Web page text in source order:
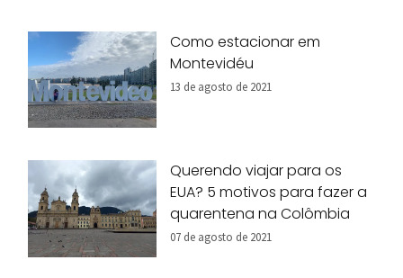
Como estacionar em
Montevidéu
13 de agosto de 2021
Querendo viajar para os
EUA? 5 motivos para fazer a
quarentena na Colômbia
07 de agosto de 2021